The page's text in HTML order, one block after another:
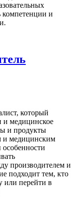
компетенции и
который
и медицинское
и продукты
и медицинским
особенности
производителем и
подходит тем, кто
или перейти в